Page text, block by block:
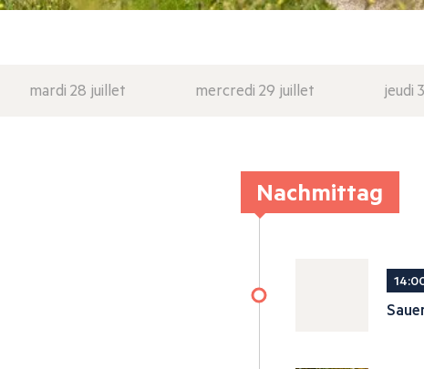
mardi 28 juillet mercredi 29 juillet jeudi
Nachmittag